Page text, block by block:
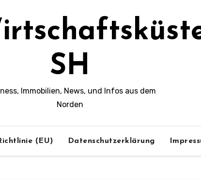
SH
Immobilien, News, und Infos aus dem
Norden
(EU) Datenschutzerklärung